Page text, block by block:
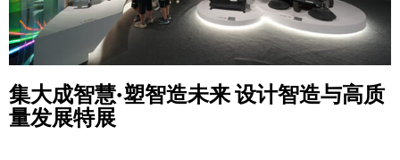
集大成智慧·塑智造未来设计智造与高质
量发展特展